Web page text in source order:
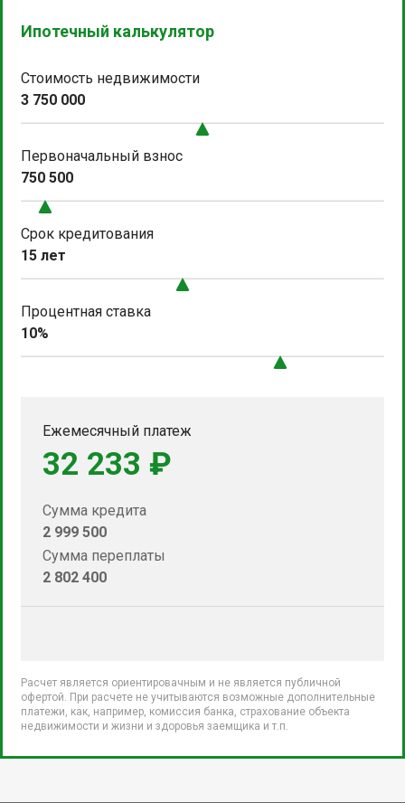
Ипотечный калькулятор
Стоимость недвижимости
3 750 000
Первоначальный взнос
750 500
Срок кредитования
15 лет
Процентная ставка
10%
Ежемесячный платеж
32 233 ₽
Сумма кредита
2 999 500
Сумма переплаты
2 802 400
Расчет является ориентировачным и не является публичной
офертой. При расчете не учитываются возможные дополнительные
платежи, как, например, комиссия банка, страхование объекта
недвижимости и жизни и здоровья заемщика и т.п.